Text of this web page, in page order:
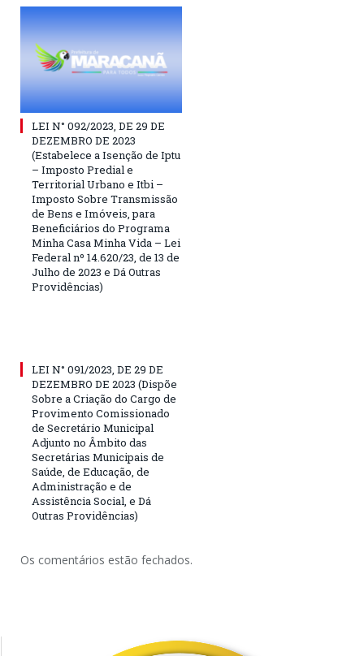
LEI N° 092/2023, DE 29 DE
DEZEMBRO DE 2023
(Estabelece a Isenção de Iptu
– Imposto Predial e
Territorial Urbano e Itbi –
Imposto Sobre Transmissão
de Bens e Imóveis, para
Beneficiários do Programa
Minha Casa Minha Vida – Lei
Federal nº 14.620/23, de 13 de
Julho de 2023 e Dá Outras
Providências)
LEI N° 091/2023, DE 29 DE
DEZEMBRO DE 2023 (Dispõe
Sobre a Criação do Cargo de
Provimento Comissionado
de Secretário Municipal
Adjunto no Âmbito das
Secretárias Municipais de
Saúde, de Educação, de
Administração e de
Assistência Social, e Dá
Outras Providências)
Os comentários estão fechados.